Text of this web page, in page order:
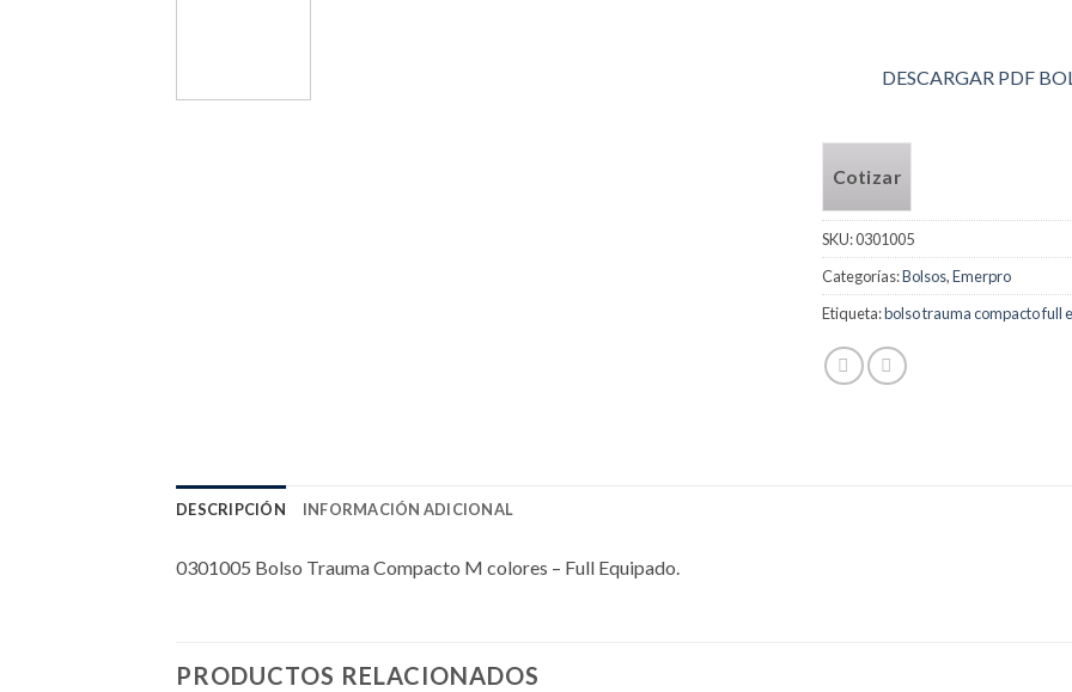
DESCARGAR PDF
Cotizar
SKU:0301005
Categorías:Bolsos,Emerpro
Etiqueta:bolso trauma compacto full
DESCRIPCIÓN INFORMACIÓN ADICIONAL
0301005 Bolso Trauma Compacto M colores – Full Equipado.
PRODUCTOS RELACIONADOS